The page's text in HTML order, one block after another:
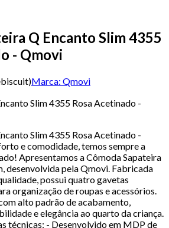
Q Encanto Slim 4355
- Qmovi
)Marca: Qmovi
Slim 4355 Rosa Acetinado -
Slim 4355 Rosa Acetinado -
e comodidade, temos sempre a
Apresentamos a Cômoda Sapateira
desenvolvida pela Qmovi. Fabricada
possui quatro gavetas
organização de roupas e acessórios.
alto padrão de acabamento,
e elegância ao quarto da criança.
técnicas: - Desenvolvido em MDP de